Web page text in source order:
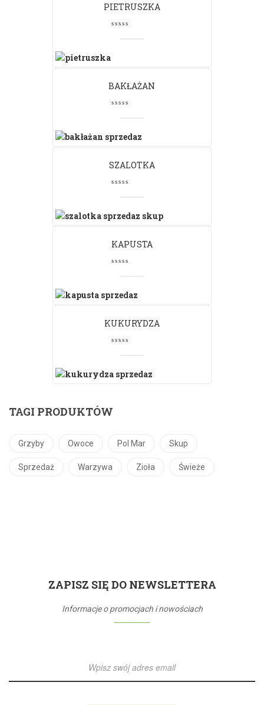
PIETRUSZKA
BAKŁAŻAN
SZALOTKA
KAPUSTA
KUKURYDZA
TAGI PRODUKTÓW
Grzyby Owoce Pol Mar Skup
Sprzedaż Warzywa Zioła Świeże
ZAPISZ SIĘ DO NEWSLETTERA
Informacje o promocjach i nowościach